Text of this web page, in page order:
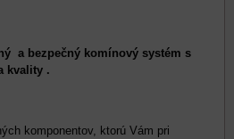
a bezpečný komínový systém s
kvality .
komponentov, ktorú Vám pri